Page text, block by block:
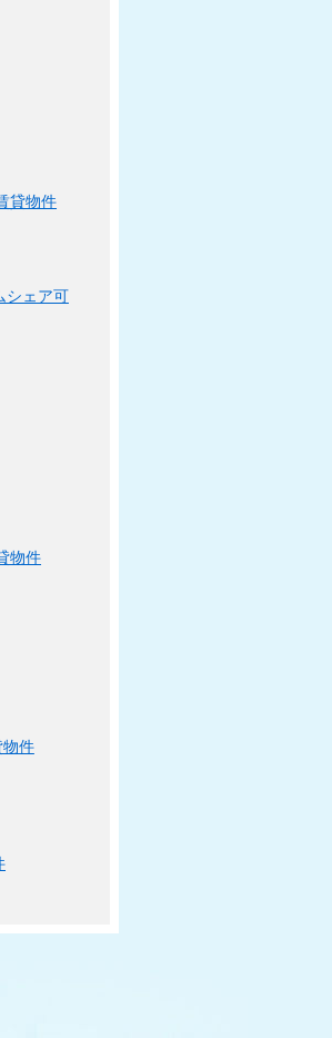
貸物件
シェア可
物件
物件